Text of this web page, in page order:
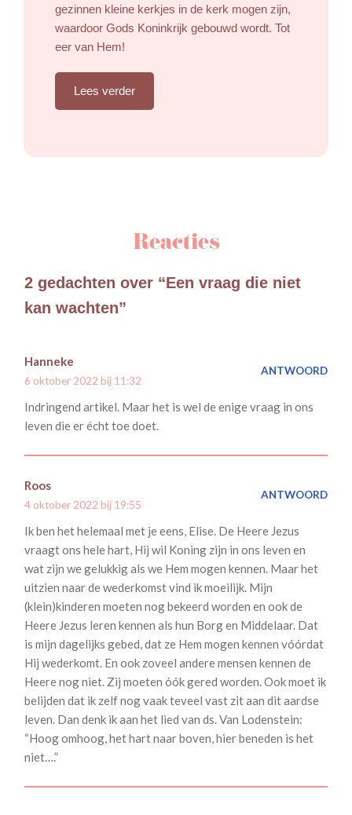
gezinnen kleine kerkjes in de kerk mogen zijn,
waardoor Gods Koninkrijk gebouwd wordt. Tot
eer van Hem!
Lees verder
Reacties
2 gedachten over “Een vraag die niet
kan wachten”
Hanneke
6 oktober 2022 bij 11:32
ANTWOORD
Indringend artikel. Maar het is wel de enige vraag in ons
leven die er écht toe doet.
Roos
4 oktober 2022 bij 19:55
ANTWOORD
Ik ben het helemaal met je eens, Elise. De Heere Jezus
vraagt ons hele hart, Hij wil Koning zijn in ons leven en
wat zijn we gelukkig als we Hem mogen kennen. Maar het
uitzien naar de wederkomst vind ik moeilijk. Mijn
(klein)kinderen moeten nog bekeerd worden en ook de
Heere Jezus leren kennen als hun Borg en Middelaar. Dat
is mijn dagelijks gebed, dat ze Hem mogen kennen vóórdat
Hij wederkomt. En ook zoveel andere mensen kennen de
Heere nog niet. Zij moeten óók gered worden. Ook moet ik
belijden dat ik zelf nog vaak teveel vast zit aan dit aardse
leven. Dan denk ik aan het lied van ds. Van Lodenstein:
“Hoog omhoog, het hart naar boven, hier beneden is het
niet….”